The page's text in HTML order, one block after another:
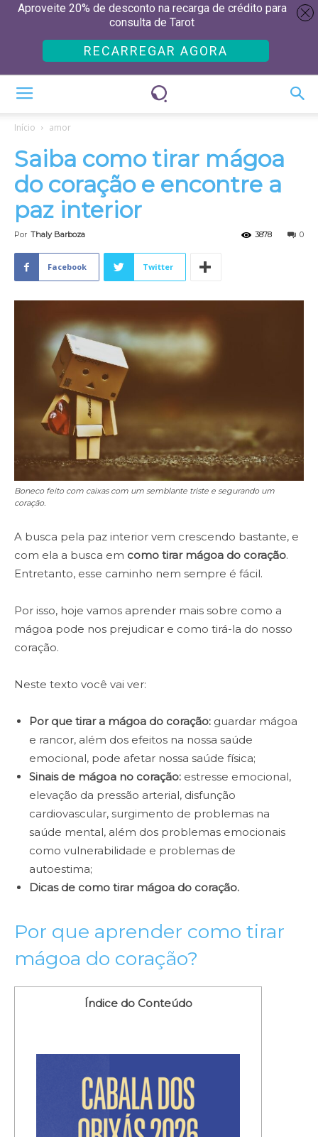
Início amor
Saiba como tirar mágoa
do coração e encontre a
paz interior
Por Thaly Barboza 0
3878
Facebook Twitter
Boneco feito com caixas com um semblante triste e segurando um
coração.
A busca pela paz interior vem crescendo bastante, e
com ela a busca em como tirar mágoa do coração.
Entretanto, esse caminho nem sempre é fácil.
Por isso, hoje vamos aprender mais sobre como a
mágoa pode nos prejudicar e como tirá-la do nosso
coração.
Neste texto você vai ver:
Por que tirar a mágoa do coração: guardar mágoa
e rancor, além dos efeitos na nossa saúde
emocional, pode afetar nossa saúde física;
Sinais de mágoa no coração: estresse emocional,
elevação da pressão arterial, disfunção
cardiovascular, surgimento de problemas na
saúde mental, além dos problemas emocionais
como vulnerabilidade e problemas de
autoestima;
Dicas de como tirar mágoa do coração.
Por que aprender como tirar
mágoa do coração?
Índice do Conteúdo
Aproveite 20% de desconto na recarga de crédito para
consulta de Tarot
RECARREGAR AGORA